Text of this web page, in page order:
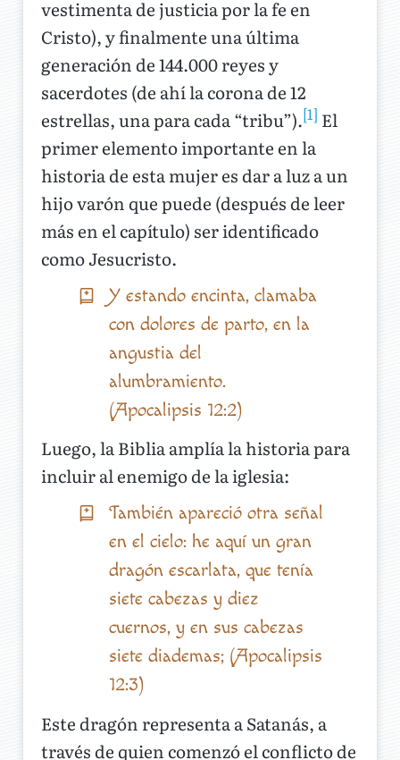
vestimenta de justicia por la fe en
Cristo), y finalmente una última
generación de 144.000 reyes y
sacerdotes (de ahí la corona de 12
estrellas, una para cada “tribu”).[1] El
primer elemento importante en la
historia de esta mujer es dar a luz a un
hijo varón que puede (después de leer
más en el capítulo) ser identificado
como Jesucristo.
Y estando encinta, clamaba
con dolores de parto, en la
angustia del
alumbramiento.
(Apocalipsis 12:2)
Luego, la Biblia amplía la historia para
incluir al enemigo de la iglesia:
También apareció otra señal
en el cielo: he aquí un gran
dragón escarlata, que tenía
siete cabezas y diez
cuernos, y en sus cabezas
siete diademas; (Apocalipsis
12:3)
Este dragón representa a Satanás, a
través de quien comenzó el conflicto de